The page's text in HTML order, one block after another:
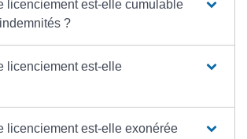
licenciement est-elle cumulable
?
licenciement est-elle
licenciement est-elle exonérée